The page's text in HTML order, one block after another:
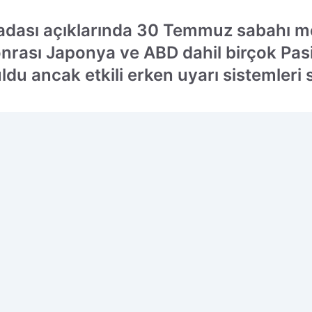
açıklarında 30 Temmuz sabahı
Japonya ve ABD dahil birçok
ancak etkili erken uyarı sistemleri